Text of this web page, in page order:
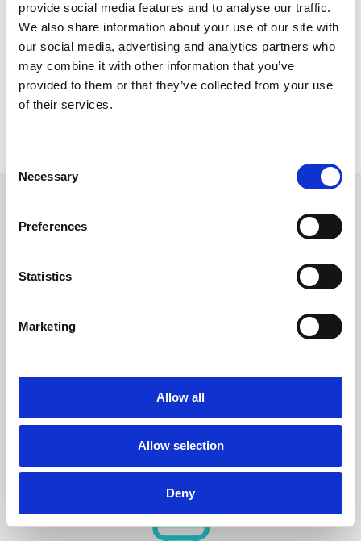
provide social media features and to analyse our traffic.
We also share information about your use of our site with
our social media, advertising and analytics partners who
may combine it with other information that you’ve
provided to them or that they’ve collected from your use
of their services.
Selection
Necessary
Preferences
Statistics
Marketing
Allow all
Allow selection
Deny
Iniziamo in piccolo e ci adattiamo lungo la strada per